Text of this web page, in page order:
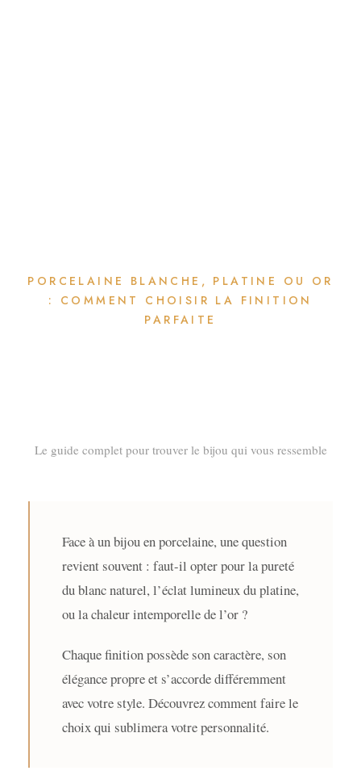
PORCELAINE BLANCHE, PLATINE OU OR
: COMMENT CHOISIR LA FINITION
PARFAITE
Le guide complet pour trouver le bijou qui vous ressemble
Face à un bijou en porcelaine, une question
revient souvent : faut-il opter pour la pureté
du blanc naturel, l’éclat lumineux du platine,
ou la chaleur intemporelle de l’or ?
Chaque finition possède son caractère, son
élégance propre et s’accorde différemment
avec votre style. Découvrez comment faire le
choix qui sublimera votre personnalité.